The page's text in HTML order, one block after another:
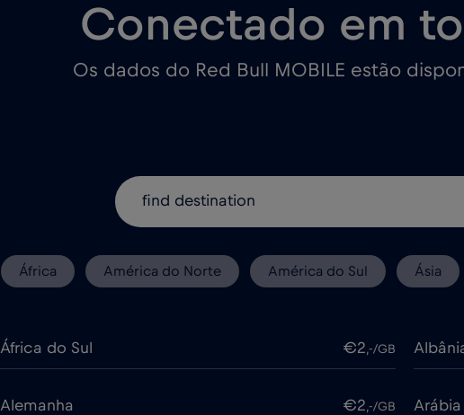
Conectado em
Os dados do Red Bull MOBILE estão
África América do Norte América do Sul Ásia
África do Sul €2,-/GB
Alemanha €2,-/GB Arábia